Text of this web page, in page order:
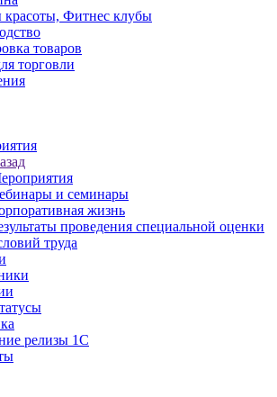
Фитнес клубы
товаров
торговли
и семинары
жизнь
проведения специальной оценки
труда
релизы 1C